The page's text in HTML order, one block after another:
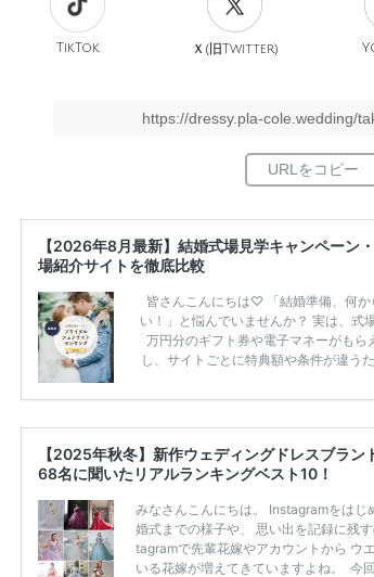
TikTok Ｘ(旧Twitter)
https://dressy.pla-cole.wedding/
【2026年8月最新】結婚式場見学キャンペーン
場紹介サイトを徹底比較
皆さんこんにちは♡ 「結婚準備、何
い！」と悩んでいませんか？ 実は、式
万円分のギフト券や電子マネーがも
し、サイトごとに特典額や条件が違う
ンペーン特典ランキングを公開！ 比較
補を絞れる「ウェディング診
【2025年秋冬】新作ウェディングドレスブラ
68名に聞いたリアルランキングベスト10！
みなさんこんにちは。 Instagramをは
婚式までの様子や、 思い出を記録に残
tagramで先輩花嫁やアカウントから ウ
いる花嫁が増えてきていますよね。 ​ 今